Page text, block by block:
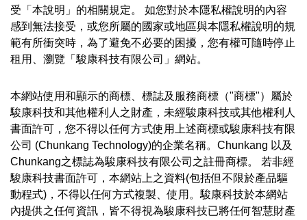
受「本說明」的相關規定。 如您對於本隱私權說明的內容
感到無法接受，或您所屬的國家或地區與本隱私權說明的規
範有所衝突時，為了避免不必要的困擾，您有權可隨時停止
租用、瀏覽「駿康科技有限公司」網站。
本網站使用和顯示的商標、標誌及服務商標（"商標"）屬於
駿康科技和其他權利人之財產，未經駿康科技或其他權利人
書面許可，您不得以任何方式使用上述商標或駿康科技有限
公司 (Chunkang Technology)的企業名稱。Chunkang 以及
Chunkang之標誌為駿康科技有限公司之註冊商標。 若非經
駿康科技書面許可，本網站上之資料(包括但不限於產品驅
動程式)，不得以任何方式複製、使用。駿康科技於本網站
內提供之任何資訊，皆不得視為駿康科技已將任何智慧財產